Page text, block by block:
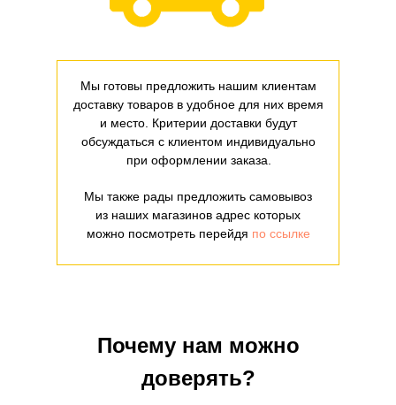
Мы готовы предложить нашим клиентам
доставку товаров в удобное для них время
и место. Критерии доставки будут
обсуждаться с клиентом индивидуально
при оформлении заказа.
Мы также рады предложить самовывоз
из наших магазинов адрес которых
можно посмотреть перейдя по ссылке
Почему нам можно
доверять?